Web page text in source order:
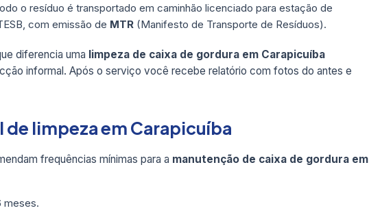
o resíduo é transportado em caminhão licenciado para estação de
com emissão de MTR(Manifesto de Transporte de Resíduos).
diferencia uma limpeza de caixa de gordura em Carapicuíba
informal. Após o serviço você recebe relatório com fotos do antes e
de limpeza em Carapicuíba
frequências mínimas para a manutenção de caixa de gordura em